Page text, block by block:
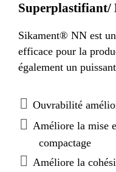
Superplastifiant/
Sikament® NN est
efficace pour la
également un
Ouvrabilité
Améliore la mise
compactage
Améliore la